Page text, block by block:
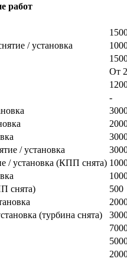
работ
/ установка
От
-
/ установка
/ установка (КПП снята)
снята)
500
(турбина снята)